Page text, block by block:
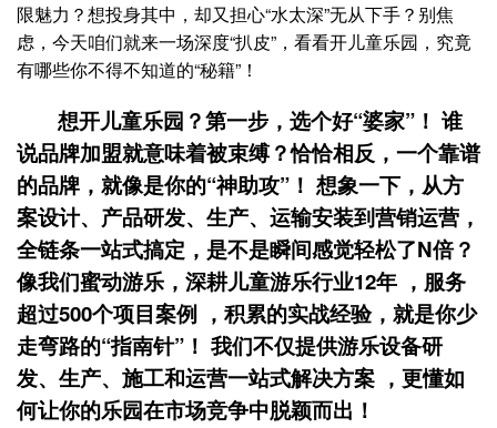
限魅力？想投身其中，却又担心“水太深”无从下手？别焦
虑，今天咱们就来一场深度“扒皮”，看看开儿童乐园，究竟
有哪些你不得不知道的“秘籍”！
想开儿童乐园？第一步，选个好“婆家”！ 谁
说品牌加盟就意味着被束缚？恰恰相反，一个靠谱
的品牌，就像是你的“神助攻”！ 想象一下，从方
案设计、产品研发、生产、运输安装到营销运营，
全链条一站式搞定，是不是瞬间感觉轻松了N倍？
像我们蜜动游乐，深耕儿童游乐行业12年 ，服务
超过500个项目案例 ，积累的实战经验，就是你少
走弯路的“指南针”！ 我们不仅提供游乐设备研
发、生产、施工和运营一站式解决方案 ，更懂如
何让你的乐园在市场竞争中脱颖而出！